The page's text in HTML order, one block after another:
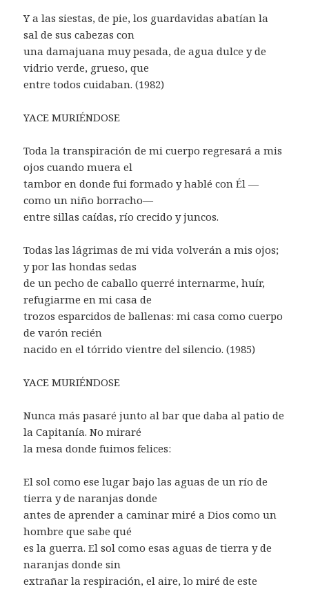
Y a las siestas, de pie, los guardavidas abatían la
sal de sus cabezas con
una damajuana muy pesada, de agua dulce y de
vidrio verde, grueso, que
entre todos cuidaban. (1982)
YACE MURIÉNDOSE
Toda la transpiración de mi cuerpo regresará a mis
ojos cuando muera el
tambor en donde fui formado y hablé con Él —
como un niño borracho—
entre sillas caídas, río crecido y juncos.
Todas las lágrimas de mi vida volverán a mis ojos;
y por las hondas sedas
de un pecho de caballo querré internarme, huír,
refugiarme en mi casa de
trozos esparcidos de ballenas: mi casa como cuerpo
de varón recién
nacido en el tórrido vientre del silencio. (1985)
YACE MURIÉNDOSE
Nunca más pasaré junto al bar que daba al patio de
la Capitanía. No miraré
la mesa donde fuimos felices:
El sol como ese lugar bajo las aguas de un río de
tierra y de naranjas donde
antes de aprender a caminar miré a Dios como un
hombre que sabe qué
es la guerra. El sol como esas aguas de tierra y de
naranjas donde sin
extrañar la respiración, el aire, lo miré de este